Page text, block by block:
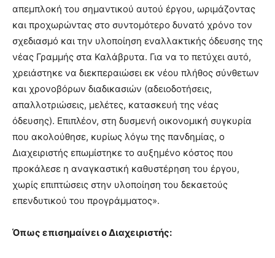
απεμπλοκή του σημαντικού αυτού έργου, ωριμάζοντας
και προχωρώντας στο συντομότερο δυνατό χρόνο τον
σχεδιασμό και την υλοποίηση εναλλακτικής όδευσης της
νέας Γραμμής στα Καλάβρυτα. Για να το πετύχει αυτό,
χρειάστηκε να διεκπεραιώσει εκ νέου πλήθος σύνθετων
και χρονοβόρων διαδικασιών (αδειοδοτήσεις,
απαλλοτριώσεις, μελέτες, κατασκευή της νέας
όδευσης). Επιπλέον, στη δυσμενή οικονομική συγκυρία
που ακολούθησε, κυρίως λόγω της πανδημίας, ο
Διαχειριστής επωμίστηκε το αυξημένο κόστος που
προκάλεσε η αναγκαστική καθυστέρηση του έργου,
χωρίς επιπτώσεις στην υλοποίηση του δεκαετούς
επενδυτικού του προγράμματος».
Όπως επισημαίνει ο Διαχειριστής: